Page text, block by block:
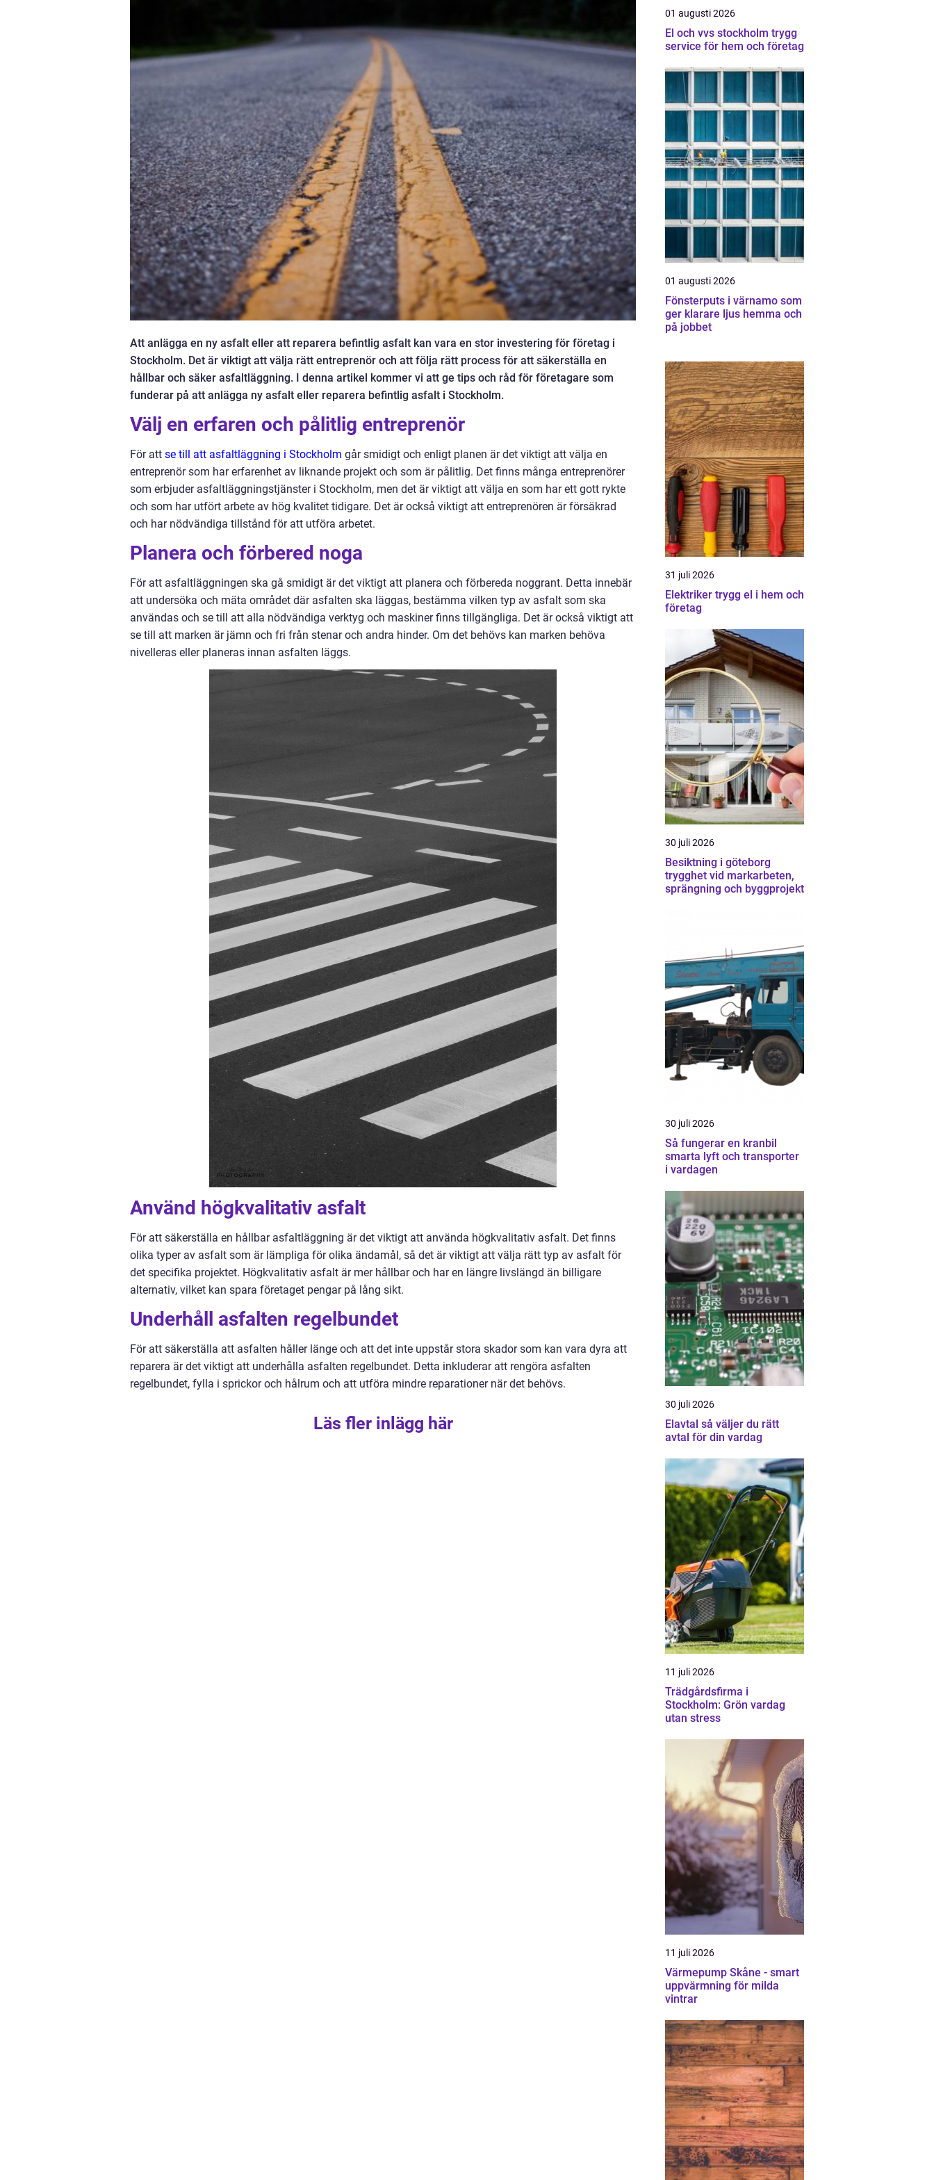
Att anlägga en ny asfalt eller att reparera befintlig asfalt kan vara en stor investering för företag i
Stockholm. Det är viktigt att välja rätt entreprenör och att följa rätt process för att säkerställa en
hållbar och säker asfaltläggning. I denna artikel kommer vi att ge tips och råd för företagare som
funderar på att anlägga ny asfalt eller reparera befintlig asfalt i Stockholm.
Välj en erfaren och pålitlig entreprenör
För att se till att asfaltläggning i Stockholm går smidigt och enligt planen är det viktigt att välja en
entreprenör som har erfarenhet av liknande projekt och som är pålitlig. Det finns många entreprenörer
som erbjuder asfaltläggningstjänster i Stockholm, men det är viktigt att välja en som har ett gott rykte
och som har utfört arbete av hög kvalitet tidigare. Det är också viktigt att entreprenören är försäkrad
och har nödvändiga tillstånd för att utföra arbetet.
Planera och förbered noga
För att asfaltläggningen ska gå smidigt är det viktigt att planera och förbereda noggrant. Detta innebär
att undersöka och mäta området där asfalten ska läggas, bestämma vilken typ av asfalt som ska
användas och se till att alla nödvändiga verktyg och maskiner finns tillgängliga. Det är också viktigt att
se till att marken är jämn och fri från stenar och andra hinder. Om det behövs kan marken behöva
nivelleras eller planeras innan asfalten läggs.
Använd högkvalitativ asfalt
För att säkerställa en hållbar asfaltläggning är det viktigt att använda högkvalitativ asfalt. Det finns
olika typer av asfalt som är lämpliga för olika ändamål, så det är viktigt att välja rätt typ av asfalt för
det specifika projektet. Högkvalitativ asfalt är mer hållbar och har en längre livslängd än billigare
alternativ, vilket kan spara företaget pengar på lång sikt.
Underhåll asfalten regelbundet
För att säkerställa att asfalten håller länge och att det inte uppstår stora skador som kan vara dyra att
reparera är det viktigt att underhålla asfalten regelbundet. Detta inkluderar att rengöra asfalten
regelbundet, fylla i sprickor och hålrum och att utföra mindre reparationer när det behövs.
Läs fler inlägg här
01 augusti 2026
El och vvs stockholm trygg
service för hem och företag
01 augusti 2026
Fönsterputs i värnamo som
ger klarare ljus hemma och
på jobbet
31 juli 2026
Elektriker trygg el i hem och
företag
30 juli 2026
Besiktning i göteborg
trygghet vid markarbeten,
sprängning och byggprojekt
30 juli 2026
Så fungerar en kranbil
smarta lyft och transporter
i vardagen
30 juli 2026
Elavtal så väljer du rätt
avtal för din vardag
11 juli 2026
Trädgårdsfirma i
Stockholm: Grön vardag
utan stress
11 juli 2026
Värmepump Skåne - smart
uppvärmning för milda
vintrar